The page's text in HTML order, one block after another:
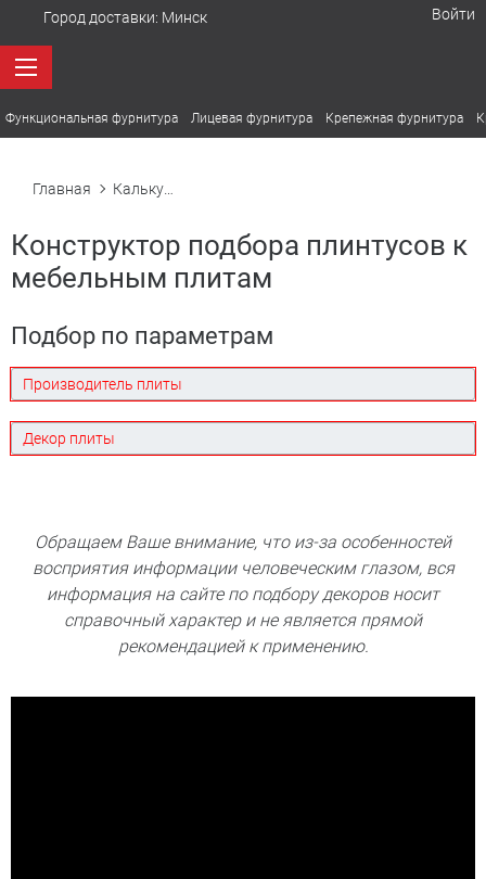
Город доставки: Минск Войти
Функциональная фурнитура Лицевая фурнитура Крепежная фурнитура
Главная
Конструктор подбора плинтусов к
мебельным плитам
Подбор по параметрам
Производитель плиты
Декор плиты
Обращаем Ваше внимание, что из-за особенностей
восприятия информации человеческим глазом, вся
информация на сайте по подбору декоров носит
справочный характер и не является прямой
рекомендацией к применению.